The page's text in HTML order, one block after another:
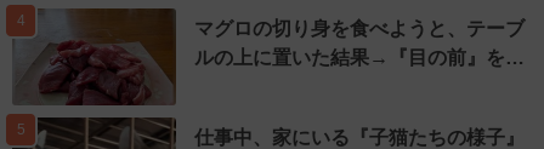
4
マグロの切り身を食べようと、テーブ
ルの上に置いた結果→『目の前』を…
5
仕事中、家にいる『子猫たちの様子』